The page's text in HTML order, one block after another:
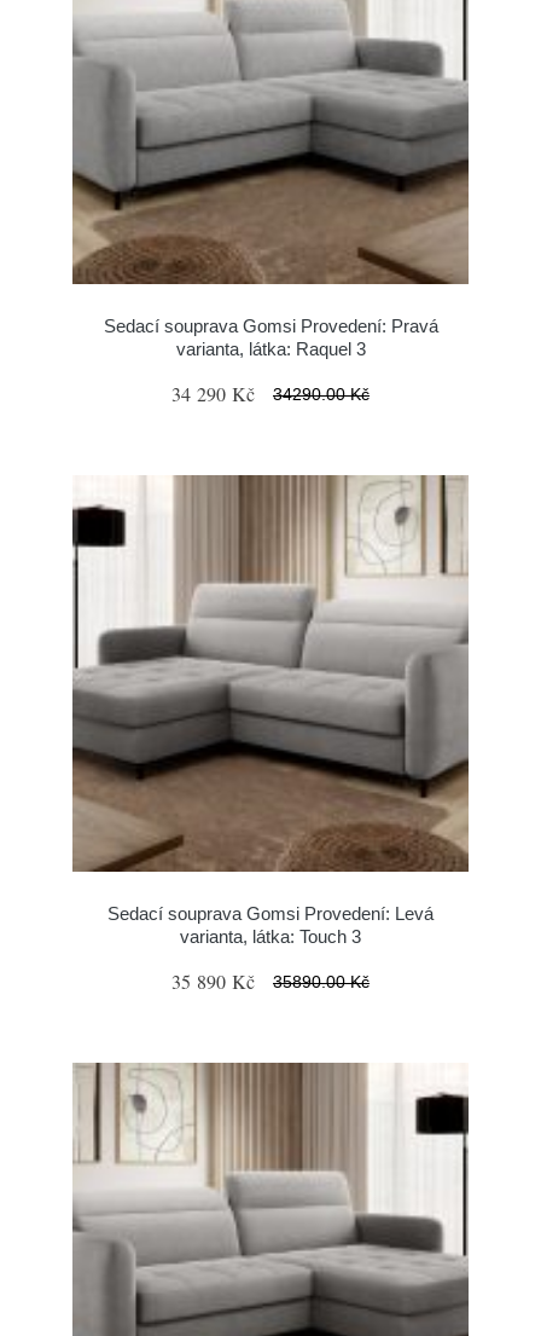
Sedací souprava Gomsi Provedení: Pravá
varianta, látka: Raquel 3
34 290 Kč 34290.00 Kč
Sedací souprava Gomsi Provedení: Levá
varianta, látka: Touch 3
35 890 Kč 35890.00 Kč